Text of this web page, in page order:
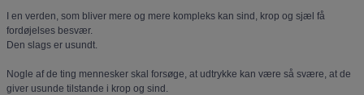
I en verden, som bliver mere og mere kompleks kan sind, krop og sjæl få
fordøjelses besvær.
Den slags er usundt.
Nogle af de ting mennesker skal forsøge, at udtrykke kan være så svære, at de
giver usunde tilstande i krop og sind.